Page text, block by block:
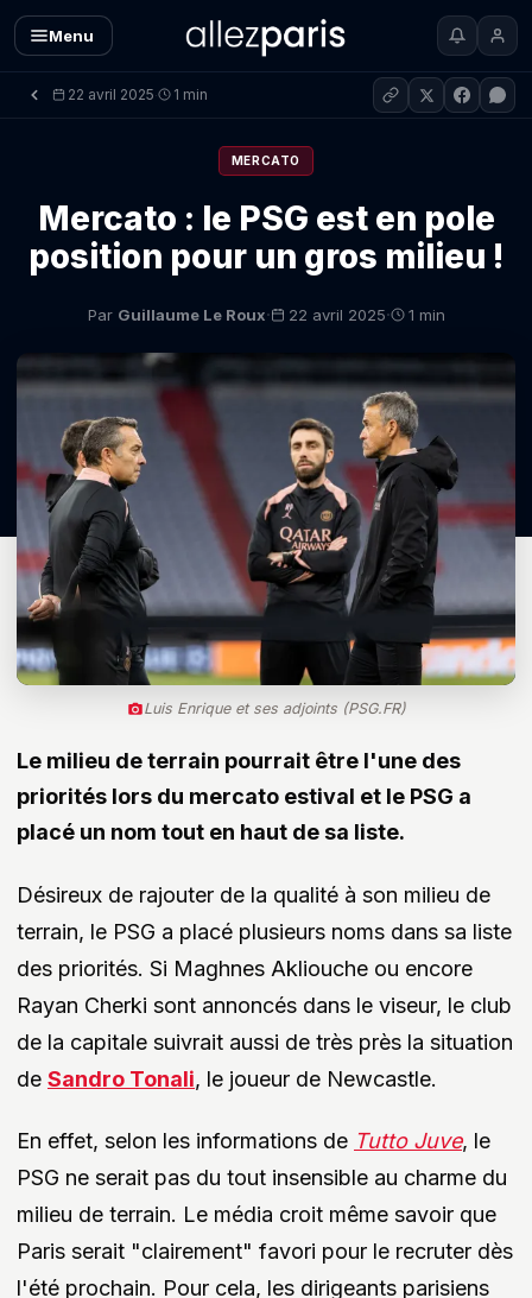
Menu
22 avril 2025· 1 min
MERCATO
Mercato : le PSG est en pole
position pour un gros milieu !
Par Guillaume Le Roux· 22 avril 2025· 1 min
Luis Enrique et ses adjoints (PSG.FR)
Le milieu de terrain pourrait être l'une des
priorités lors du mercato estival et le PSG a
placé un nom tout en haut de sa liste.
Désireux de rajouter de la qualité à son milieu de
terrain, le PSG a placé plusieurs noms dans sa liste
des priorités. Si Maghnes Akliouche ou encore
Rayan Cherki sont annoncés dans le viseur, le club
de la capitale suivrait aussi de très près la situation
de Sandro Tonali, le joueur de Newcastle.
En effet, selon les informations de Tutto Juve, le
PSG ne serait pas du tout insensible au charme du
milieu de terrain. Le média croit même savoir que
Paris serait "clairement" favori pour le recruter dès
l'été prochain. Pour cela, les dirigeants parisiens